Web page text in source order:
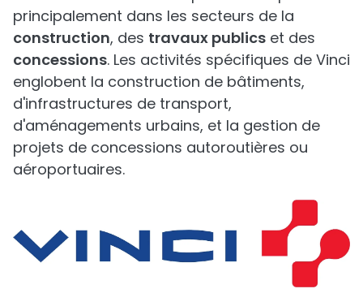
principalement dans les secteurs de la
construction, des travaux publics et des
concessions. Les activités spécifiques de Vinci
englobent la construction de bâtiments,
d'infrastructures de transport,
d'aménagements urbains, et la gestion de
projets de concessions autoroutières ou
aéroportuaires.